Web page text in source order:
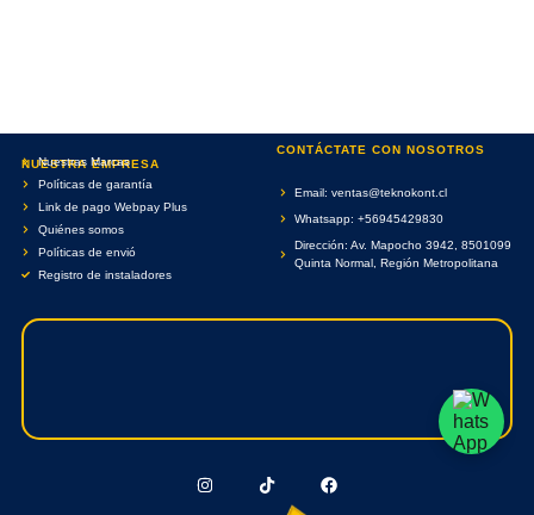
NUESTRA EMPRESA
Nuestras Marcas
Políticas de garantía
Link de pago Webpay Plus
Quiénes somos
Políticas de envió
Registro de instaladores
CONTÁCTATE CON NOSOTROS
Email: ventas@teknokont.cl
Whatsapp: +56945429830
Dirección: Av. Mapocho 3942, 8501099
Quinta Normal, Región Metropolitana